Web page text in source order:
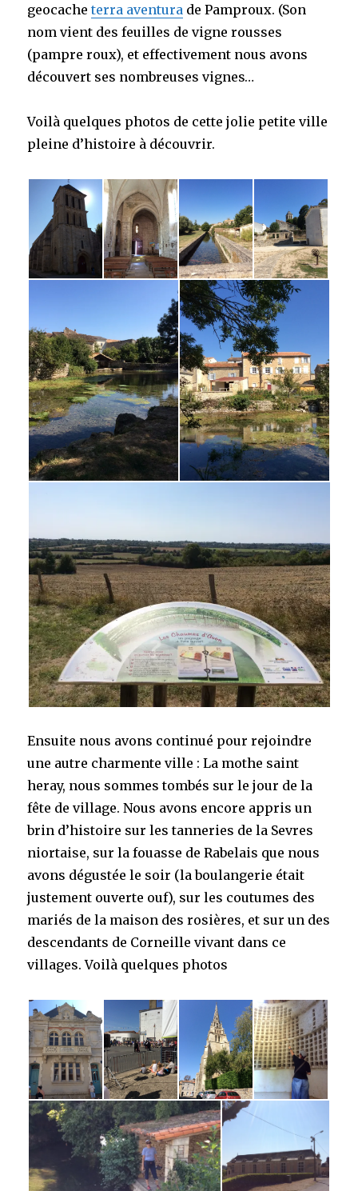
geocacheterra aventura de Pamproux. (Son
nom vient des feuilles de vigne rousses
(pampre roux), et effectivement nous avons
découvert ses nombreuses vignes…
Voilà quelques photos de cette jolie petite ville
pleine d’histoire à découvrir.
Ensuite nous avons continué pour rejoindre
une autre charmente ville : La mothe saint
heray, nous sommes tombés sur le jour de la
fête de village. Nous avons encore appris un
brin d’histoire sur les tanneries de la Sevres
niortaise, sur la fouasse de Rabelais que nous
avons dégustée le soir (la boulangerie était
justement ouverte ouf), sur les coutumes des
mariés de la maison des rosières, et sur un des
descendants de Corneille vivant dans ce
villages. Voilà quelques photos